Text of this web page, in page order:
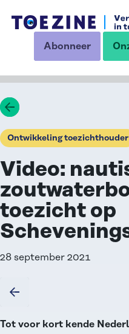
Ga naar de inhoud
Abonneer
op onze
Ga terug
Ontwikkeling toezichthouder
Video:
toezicht op
28 september 2021
Tot voor kort kende